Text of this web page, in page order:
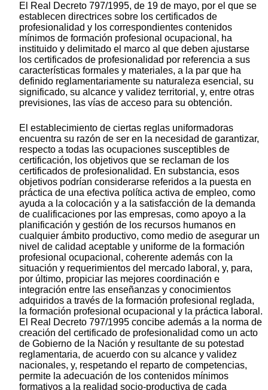
El Real Decreto 797/1995, de 19 de mayo, por el que se
establecen directrices sobre los certificados de
profesionalidad y los correspondientes contenidos
mínimos de formación profesional ocupacional, ha
instituido y delimitado el marco al que deben ajustarse
los certificados de profesionalidad por referencia a sus
características formales y materiales, a la par que ha
definido reglamentariamente su naturaleza esencial, su
significado, su alcance y validez territorial, y, entre otras
previsiones, las vías de acceso para su obtención.
El establecimiento de ciertas reglas uniformadoras
encuentra su razón de ser en la necesidad de garantizar,
respecto a todas las ocupaciones susceptibles de
certificación, los objetivos que se reclaman de los
certificados de profesionalidad. En substancia, esos
objetivos podrían considerarse referidos a la puesta en
práctica de una efectiva política activa de empleo, como
ayuda a la colocación y a la satisfacción de la demanda
de cualificaciones por las empresas, como apoyo a la
planificación y gestión de los recursos humanos en
cualquier ámbito productivo, como medio de asegurar un
nivel de calidad aceptable y uniforme de la formación
profesional ocupacional, coherente además con la
situación y requerimientos del mercado laboral, y, para,
por último, propiciar las mejores coordinación e
integración entre las enseñanzas y conocimientos
adquiridos a través de la formación profesional reglada,
la formación profesional ocupacional y la práctica laboral.
El Real Decreto 797/1995 concibe además a la norma de
creación del certificado de profesionalidad como un acto
de Gobierno de la Nación y resultante de su potestad
reglamentaria, de acuerdo con su alcance y validez
nacionales, y, respetando el reparto de competencias,
permite la adecuación de los contenidos mínimos
formativos a la realidad socio-productiva de cada